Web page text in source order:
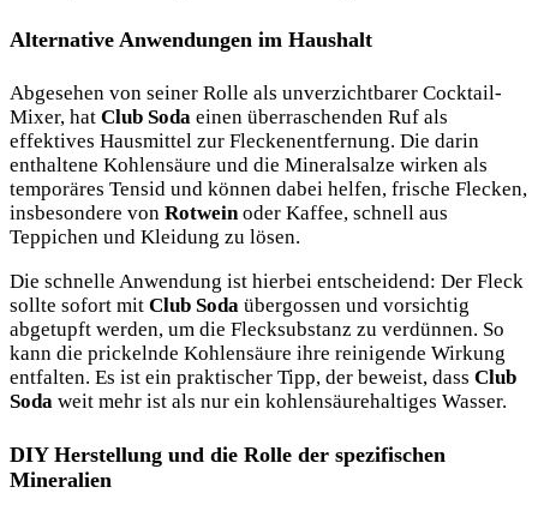
Alternative Anwendungen im Haushalt
Abgesehen von seiner Rolle als unverzichtbarer Cocktail-
Mixer, hat Club Soda einen überraschenden Ruf als
effektives Hausmittel zur Fleckenentfernung. Die darin
enthaltene Kohlensäure und die Mineralsalze wirken als
temporäres Tensid und können dabei helfen, frische Flecken,
insbesondere von Rotweinoder Kaffee, schnell aus
Teppichen und Kleidung zu lösen.
Die schnelle Anwendung ist hierbei entscheidend: Der Fleck
sollte sofort mit Club Soda übergossen und vorsichtig
abgetupft werden, um die Flecksubstanz zu verdünnen. So
kann die prickelnde Kohlensäure ihre reinigende Wirkung
entfalten. Es ist ein praktischer Tipp, der beweist, dass Club
Soda weit mehr ist als nur ein kohlensäurehaltiges Wasser.
DIY Herstellung und die Rolle der spezifischen
Mineralien